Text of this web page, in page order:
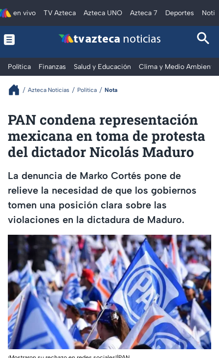
en vivo TV Azteca Azteca UNO Azteca 7 Deportes
tv azteca noticias
Política Finanzas Salud y Educación Clima y Medio Ambiente
Azteca Noticias Política Nota
PAN condena representación
mexicana en toma de protesta
del dictador Nicolás Maduro
La denuncia de Marko Cortés pone de
relieve la necesidad de que los gobiernos
tomen una posición clara sobre las
violaciones en la dictadura de Maduro.